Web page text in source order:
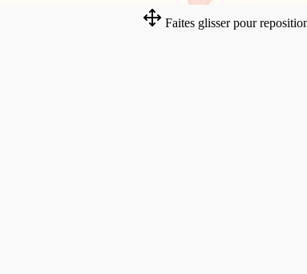
Faites glisser pour